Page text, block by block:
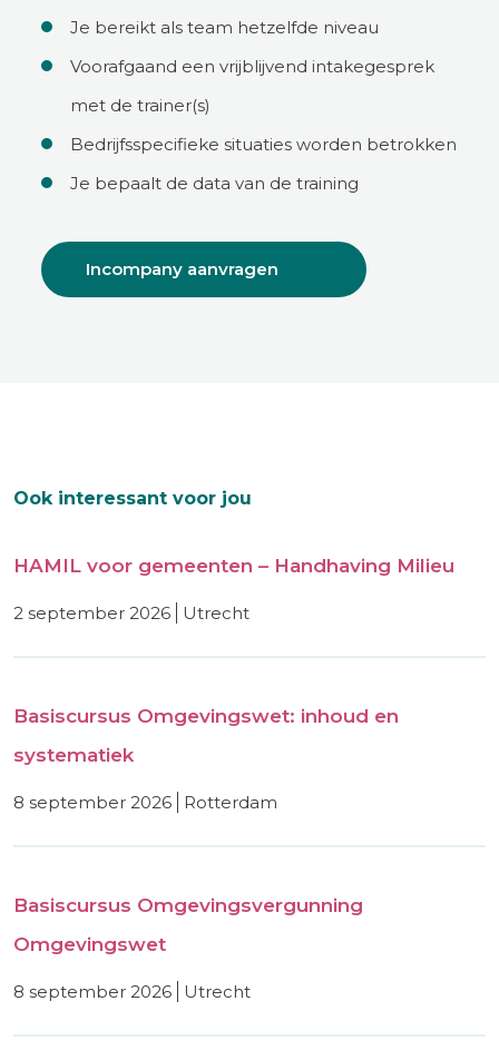
Je bereikt als team hetzelfde niveau
Voorafgaand een vrijblijvend intakegesprek
met de trainer(s)
Bedrijfsspecifieke situaties worden betrokken
Je bepaalt de data van de training
Incompany aanvragen
Ook interessant voor jou
HAMIL voor gemeenten – Handhaving Milieu
2 september 2026 utrecht
Basiscursus Omgevingswet: inhoud en
systematiek
8 september 2026 rotterdam
Basiscursus Omgevingsvergunning
Omgevingswet
8 september 2026 utrecht